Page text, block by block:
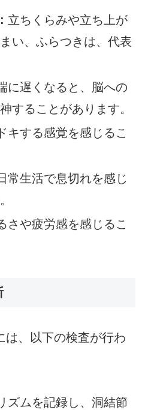
立ちくらみや立ち上が
い、ふらつきは、代表
に遅くなると、脳への
することがあります。
キする感覚を感じるこ
常生活で息切れを感じ
さや疲労感を感じるこ
は、以下の検査が行わ
ズムを記録し、洞結節